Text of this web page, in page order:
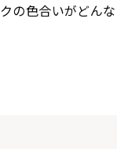
の色合いがどん